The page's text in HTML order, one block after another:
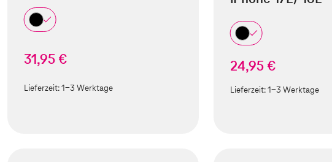
31,95 €
Lieferzeit:1-3 Werktage
24,95 €
Lieferzeit:1-3 Werktage